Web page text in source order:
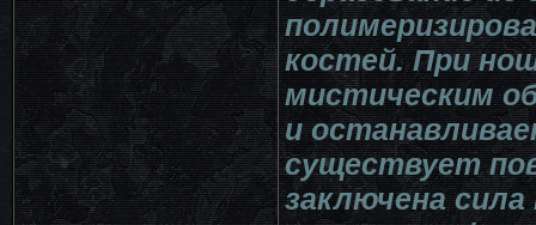
костей. При
мистическим
и
существует
заключена